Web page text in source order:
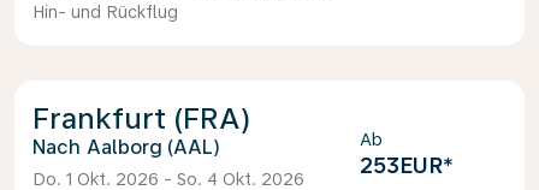
Hin- und Rückflug
Frankfurt (FRA)
Aalborg (AAL)
Do. 1 Okt. 2026 - So. 4 Okt. 2026
Ab
253EUR*